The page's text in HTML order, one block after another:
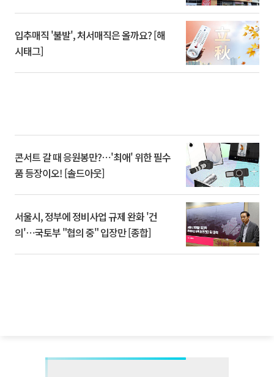
입추매직 '불발', 처서매직은 올까요? [해
시태그]
콘서트 갈 때 응원봉만?⋯'최애' 위한 필수
품 등장이오! [솔드아웃]
서울시, 정부에 정비사업 규제 완화 '건
의'⋯국토부 "협의 중" 입장만 [종합]